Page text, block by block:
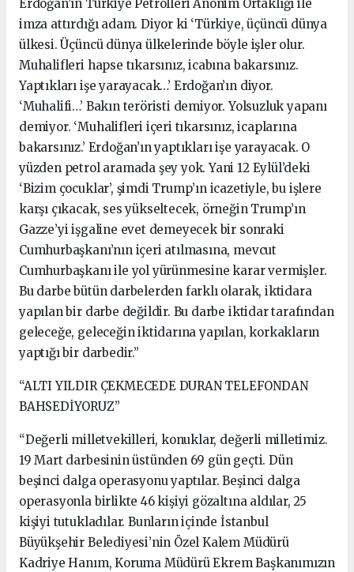
Erdoğan’ın Türkiye Petrolleri Anonim Ortaklığı ile
imza attırdığı adam. Diyor ki ‘Türkiye, üçüncü dünya
ülkesi. Üçüncü dünya ülkelerinde böyle işler olur.
Muhalifleri hapse tıkarsınız, icabına bakarsınız.
Yaptıkları işe yarayacak…’ Erdoğan’ın diyor.
‘Muhalifi…’ Bakın teröristi demiyor. Yolsuzluk yapanı
demiyor. ‘Muhalifleri içeri tıkarsınız, icaplarına
bakarsınız.’ Erdoğan’ın yaptıkları işe yarayacak. O
yüzden petrol aramada şey yok. Yani 12 Eylül’deki
‘Bizim çocuklar’, şimdi Trump’ın icazetiyle, bu işlere
karşı çıkacak, ses yükseltecek, örneğin Trump’ın
Gazze’yi işgaline evet demeyecek bir sonraki
Cumhurbaşkanı’nın içeri atılmasına, mevcut
Cumhurbaşkanı ile yol yürünmesine karar vermişler.
Bu darbe bütün darbelerden farklı olarak, iktidara
yapılan bir darbe değildir. Bu darbe iktidar tarafından
geleceğe, geleceğin iktidarına yapılan, korkakların
yaptığı bir darbedir.”
“ALTI YILDIR ÇEKMECEDE DURAN TELEFONDAN
BAHSEDİYORUZ”
“Değerli milletvekilleri, konuklar, değerli milletimiz.
19 Mart darbesinin üstünden 69 gün geçti. Dün
beşinci dalga operasyonu yaptılar. Beşinci dalga
operasyonla birlikte 46 kişiyi gözaltına aldılar, 25
kişiyi tutukladılar. Bunların içinde İstanbul
Büyükşehir Belediyesi’nin Özel Kalem Müdürü
Kadriye Hanım, Koruma Müdürü Ekrem Başkanımızın